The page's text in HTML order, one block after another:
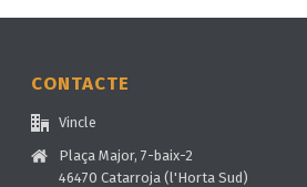
CONTACTE
Vincle
Plaça Major, 7-baix-2
46470 Catarroja (l'Horta Sud)